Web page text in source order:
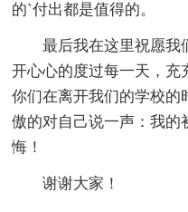
的`付出都是值得的。
最后我在这里祝愿我
开心心的度过每一天，充
你们在离开我们的学校的
傲的对自己说一声：我的
悔！
谢谢大家！